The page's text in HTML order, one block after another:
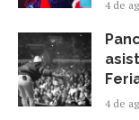
4 de
4 de